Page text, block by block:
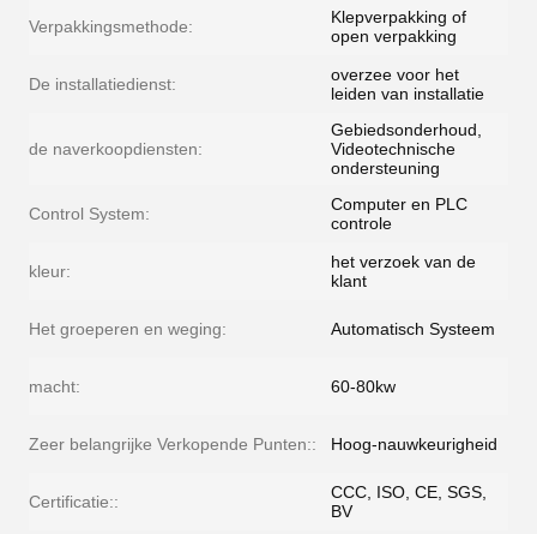
Verpakkingsmethode:
Klepverpakking of
open verpakking
De installatiedienst:
overzee voor het
leiden van installatie
de naverkoopdiensten:
Gebiedsonderhoud,
Videotechnische
ondersteuning
Control System:
Computer en PLC
controle
kleur:
het verzoek van de
klant
Het groeperen en weging: Automatisch Systeem
macht: 60-80kw
Zeer belangrijke Verkopende Punten:: Hoog-nauwkeurigheid
Certificatie::
CCC, ISO, CE, SGS,
BV